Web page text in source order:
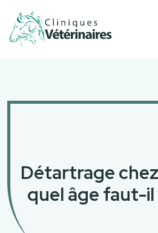
Détartrage
quel âge faut-il